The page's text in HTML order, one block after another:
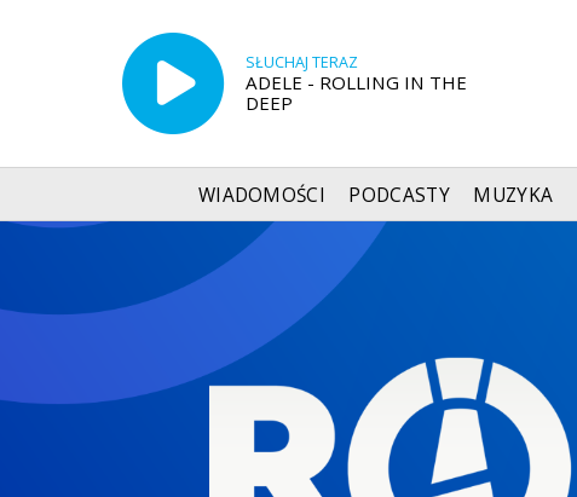
SŁUCHAJ TERAZ
ADELE - ROLLING IN THE
DEEP
WIADOMOŚCI PODCASTY MUZYKA